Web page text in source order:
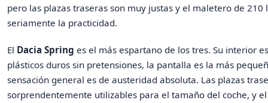
pero las plazas traseras son muy justas y el maletero de
seriamente la practicidad.
El Dacia Spring es el más espartano de los tres. Su interior
plásticos duros sin pretensiones, la pantalla es la más
sensación general es de austeridad absoluta. Las plazas
sorprendentemente utilizables para el tamaño del coche, y